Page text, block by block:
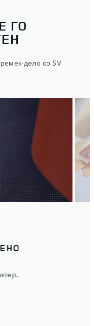
ГО
дело со SV